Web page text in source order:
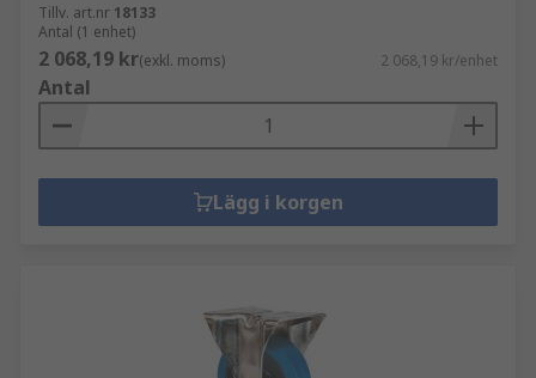
Tillv. art.nr 18133
Antal (1 enhet)
2 068,19 kr(exkl. moms) 2 068,19 kr/enhet
Antal
Lägg i korgen